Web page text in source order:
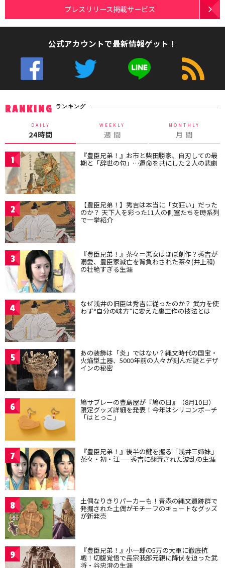
プレスリリース掲載サービス
公式アカウントで最新情報ゲット！
RANKING ランキング
DAILY
24時間
WEEKLY
週 間
MONTHLY
月 間
1 『豊臣兄弟！』お市と柴田勝家、自刃しての最
期と「辞世の句」…運命を共にした２人の悲劇
2 【豊臣兄弟！】秀吉は本当に「女狂い」だった
のか？ 天下人を彩った11人の側室たちを時系列
で一挙紹介
3 『豊臣兄弟！』茶々＝悪女はほぼ創作？秀吉が
溺愛、豊臣家滅亡を背負わされた茶々(井上和)
の壮絶すぎる生涯
4 なぜ浅井の旧臣は秀吉に従ったのか？ 武力を使
わず“自分の味方”に変えた裏工作の技法とは
5 あの装飾は「炎」ではない？縄文時代の国宝・
火焔型土器、5000年前の人々が刻んだ謎とデザ
インの秘密
6 鳩サブレーの豊島屋が『鳩の日』（8月10日）
限定グッズ詳細を発表！今年はシリコンポーチ
「はとっこ」
7 『豊臣兄弟！』後半の鍵を握る「浅井三姉妹」
茶々・初・江——秀吉に翻弄された波乱の生涯
8 土偶なりきりパーカーも！青森の縄文遺跡群で
発掘された土偶がモチーフのキュートなグッズ
が新発売
9 『豊臣兄弟！』小一郎の5万の大軍に徹底抗
戦！切腹覚悟で長宗我部元親に降伏を迫った武
将・谷忠澄の生涯